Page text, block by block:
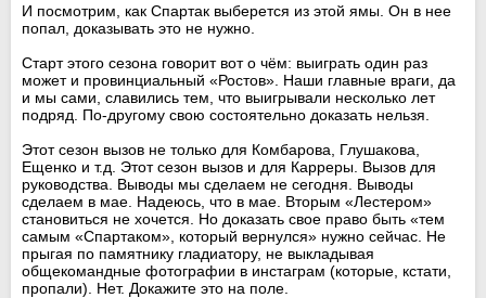
И посмотрим, как Спартак выберется из этой ямы. Он в нее
попал, доказывать это не нужно.
Старт этого сезона говорит вот о чём: выиграть один раз
может и провинциальный «Ростов». Наши главные враги, да
и мы сами, славились тем, что выигрывали несколько лет
подряд. По-другому свою состоятельно доказать нельзя.
Этот сезон вызов не только для Комбарова, Глушакова,
Ещенко и т.д. Этот сезон вызов и для Карреры. Вызов для
руководства. Выводы мы сделаем не сегодня. Выводы
сделаем в мае. Надеюсь, что в мае. Вторым «Лестером»
становиться не хочется. Но доказать свое право быть «тем
самым «Спартаком», который вернулся» нужно сейчас. Не
прыгая по памятнику гладиатору, не выкладывая
общекомандные фотографии в инстаграм (которые, кстати,
пропали). Нет. Докажите это на поле.